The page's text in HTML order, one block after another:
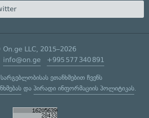
On.ge LLC, 2015–2026
info@on.ge +995 577 340 891
ეთანხმებით ჩვენს
და პირადი ინფორმაციის პოლიტიკას.